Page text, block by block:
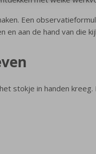
Een
en aan de hand van die
stokje in handen